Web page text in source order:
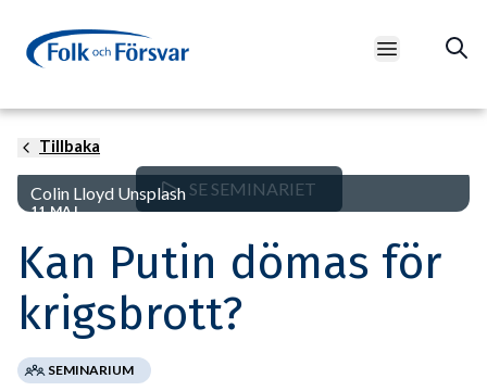
Open main
Tillbaka
Colin Lloyd Unsplash SE SEMINARIET
11 MAJ
Kan Putin dömas för
krigsbrott?
SEMINARIUM